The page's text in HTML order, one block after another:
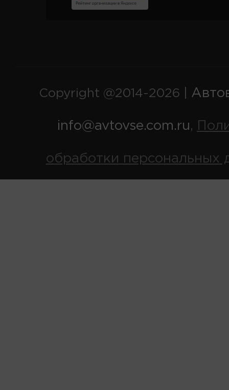
Copyright @2014-2026 |
info@avtovse.com.ru,
обработки персональных